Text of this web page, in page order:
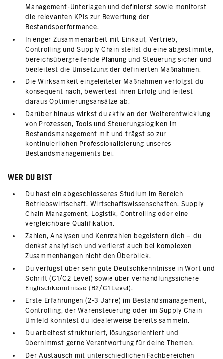
Management-Unterlagen und definierst sowie monitorst
die relevanten KPIs zur Bewertung der
Bestandsperformance.
In enger Zusammenarbeit mit Einkauf, Vertrieb,
Controlling und Supply Chain stellst du eine abgestimmte,
bereichsübergreifende Planung und Steuerung sicher und
begleitest die Umsetzung der definierten Maßnahmen.
Die Wirksamkeit eingeleiteter Maßnahmen verfolgst du
konsequent nach, bewertest ihren Erfolg und leitest
daraus Optimierungsansätze ab.
Darüber hinaus wirkst du aktiv an der Weiterentwicklung
von Prozessen, Tools und Steuerungslogiken im
Bestandsmanagement mit und trägst so zur
kontinuierlichen Professionalisierung unseres
Bestandsmanagements bei.
WER DU BIST
Du hast ein abgeschlossenes Studium im Bereich
Betriebswirtschaft, Wirtschaftswissenschaften, Supply
Chain Management, Logistik, Controlling oder eine
vergleichbare Qualifikation.
Zahlen, Analysen und Kennzahlen begeistern dich – du
denkst analytisch und verlierst auch bei komplexen
Zusammenhängen nicht den Überblick.
Du verfügst über sehr gute Deutschkenntnisse in Wort und
Schrift (C1/C2 Level) sowie über verhandlungssichere
Englischkenntnisse (B2/C1 Level).
Erste Erfahrungen (2-3 Jahre) im Bestandsmanagement,
Controlling, der Warensteuerung oder im Supply Chain
Umfeld konntest du idealerweise bereits sammeln.
Du arbeitest strukturiert, lösungsorientiert und
übernimmst gerne Verantwortung für deine Themen.
Der Austausch mit unterschiedlichen Fachbereichen